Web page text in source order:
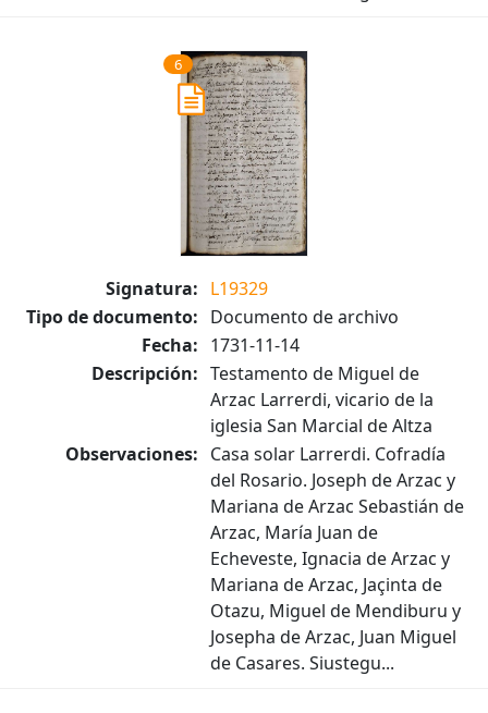
6
Signatura: L19329
Tipo de documento: Documento de archivo
Fecha: 1731-11-14
Descripción: Testamento de Miguel de
Arzac Larrerdi, vicario de la
iglesia San Marcial de Altza
Observaciones: Casa solar Larrerdi. Cofradía
del Rosario. Joseph de Arzac y
Mariana de Arzac Sebastián de
Arzac, María Juan de
Echeveste, Ignacia de Arzac y
Mariana de Arzac, Jaçinta de
Otazu, Miguel de Mendiburu y
Josepha de Arzac, Juan Miguel
de Casares. Siustegu...